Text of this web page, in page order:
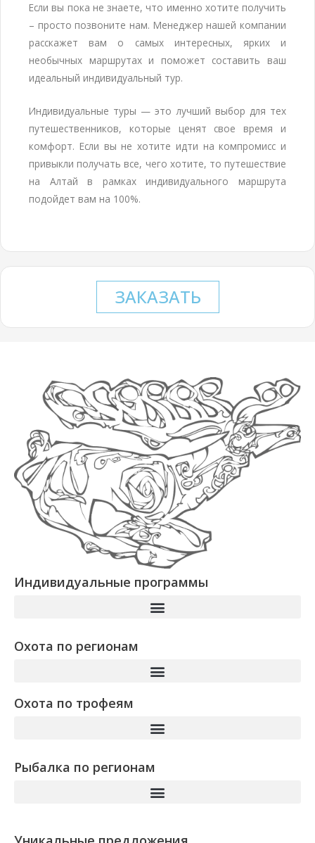
Если вы пока не знаете, что именно хотите получить
– просто позвоните нам. Менеджер нашей компании
расскажет вам о самых интересных, ярких и
необычных маршрутах и поможет составить ваш
идеальный индивидуальный тур.
Индивидуальные туры — это лучший выбор для тех
путешественников, которые ценят свое время и
комфорт. Если вы не хотите идти на компромисс и
привыкли получать все, чего хотите, то путешествие
на Алтай в рамках индивидуального маршрута
подойдет вам на 100%.
ЗАКАЗАТЬ
Индивидуальные программы
Охота по регионам
Охота по трофеям
Рыбалка по регионам